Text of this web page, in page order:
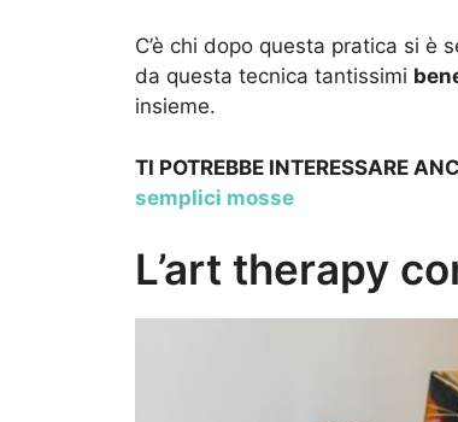
C’è chi dopo questa pratica si
da questa tecnica tantissimi
insieme.
TI POTREBBE INTERESSARE
semplici mosse
L’art therapy